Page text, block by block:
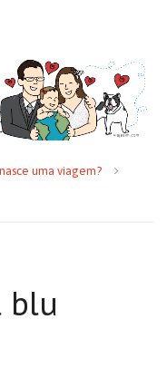
uma viagem?
blu